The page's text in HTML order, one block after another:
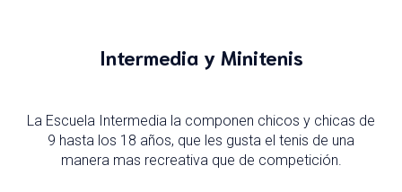
Intermedia y Minitenis
La Escuela Intermedia la componen chicos y chicas de
9 hasta los 18 años, que les gusta el tenis de una
manera mas recreativa que de competición.